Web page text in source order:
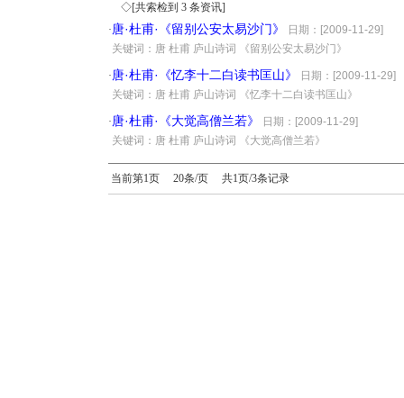
◇[共索检到 3 条资讯]
· 唐·杜甫·《留别公安太易沙门》
日期：[2009-11-29]
关键词：唐 杜甫 庐山诗词 《留别公安太易沙门》
· 唐·杜甫·《忆李十二白读书匡山》
日期：[2009-11-29]
关键词：唐 杜甫 庐山诗词 《忆李十二白读书匡山》
· 唐·杜甫·《大觉高僧兰若》
日期：[2009-11-29]
关键词：唐 杜甫 庐山诗词 《大觉高僧兰若》
当前第1页 20条/页 共1页/3条记录